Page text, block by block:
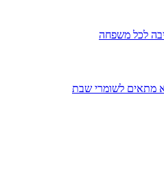
לכל משפחה
מתאים לשומרי שבת